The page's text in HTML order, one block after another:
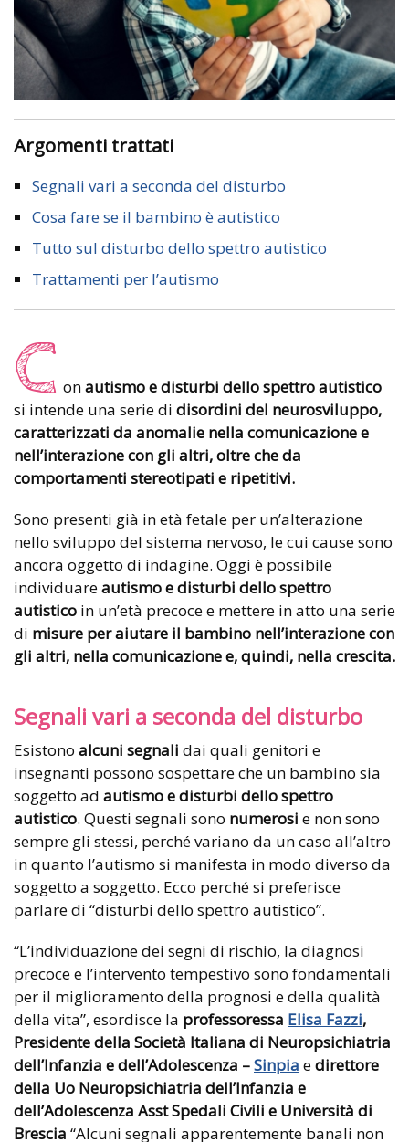
Argomenti trattati
Segnali vari a seconda del disturbo
Cosa fare se il bambino è autistico
Tutto sul disturbo dello spettro autistico
Trattamenti per l’autismo
C onautismo e disturbi dello spettro autistico
si intende una serie di disordini del neurosviluppo,
caratterizzati da anomalie nella comunicazione e
nell’interazione con gli altri, oltre che da
comportamenti stereotipati e ripetitivi.
Sono presenti già in età fetale per un’alterazione
nello sviluppo del sistema nervoso, le cui cause sono
ancora oggetto di indagine. Oggi è possibile
individuareautismo e disturbi dello spettro
autistico in un’età precoce e mettere in atto una serie
di misure per aiutare il bambino nell’interazione con
gli altri, nella comunicazione e, quindi, nella crescita.
Segnali vari a seconda del disturbo
Esistono alcuni segnali dai quali genitori e
insegnanti possono sospettare che un bambino sia
soggetto ad autismo e disturbi dello spettro
autistico. Questi segnali sono numerosi e non sono
sempre gli stessi, perché variano da un caso all’altro
in quanto l’autismo si manifesta in modo diverso da
soggetto a soggetto. Ecco perché si preferisce
parlare di “disturbi dello spettro autistico”.
“L’individuazione dei segni di rischio, la diagnosi
precoce e l’intervento tempestivo sono fondamentali
per il miglioramento della prognosi e della qualità
della vita”, esordisce la professoressa Elisa Fazzi,
Presidente della Società Italiana di Neuropsichiatria
dell’Infanzia e dell’Adolescenza –Sinpia edirettore
della Uo Neuropsichiatria dell’Infanzia e
dell’Adolescenza Asst Spedali Civili e Università di
Brescia “Alcuni segnali apparentemente banali non